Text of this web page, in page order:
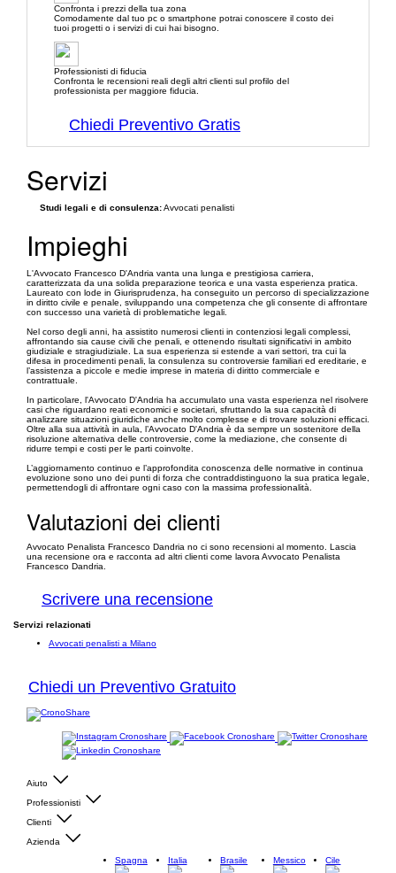
Confronta i prezzi della tua zona
Comodamente dal tuo pc o smartphone potrai conoscere il costo dei
tuoi progetti o i servizi di cui hai bisogno.
Professionisti di fiducia
Confronta le recensioni reali degli altri clienti sul profilo del
professionista per maggiore fiducia.
Chiedi Preventivo Gratis
Servizi
Studi legali e di consulenza:Avvocati penalisti
Impieghi
L'Avvocato Francesco D'Andria vanta una lunga e prestigiosa carriera,
caratterizzata da una solida preparazione teorica e una vasta esperienza pratica.
Laureato con lode in Giurisprudenza, ha conseguito un percorso di specializzazione
in diritto civile e penale, sviluppando una competenza che gli consente di affrontare
con successo una varietà di problematiche legali.
Nel corso degli anni, ha assistito numerosi clienti in contenziosi legali complessi,
affrontando sia cause civili che penali, e ottenendo risultati significativi in ambito
giudiziale e stragiudiziale. La sua esperienza si estende a vari settori, tra cui la
difesa in procedimenti penali, la consulenza su controversie familiari ed ereditarie, e
l’assistenza a piccole e medie imprese in materia di diritto commerciale e
contrattuale.
In particolare, l'Avvocato D'Andria ha accumulato una vasta esperienza nel risolvere
casi che riguardano reati economici e societari, sfruttando la sua capacità di
analizzare situazioni giuridiche anche molto complesse e di trovare soluzioni efficaci.
Oltre alla sua attività in aula, l’Avvocato D'Andria è da sempre un sostenitore della
risoluzione alternativa delle controversie, come la mediazione, che consente di
ridurre tempi e costi per le parti coinvolte.
L’aggiornamento continuo e l’approfondita conoscenza delle normative in continua
evoluzione sono uno dei punti di forza che contraddistinguono la sua pratica legale,
permettendogli di affrontare ogni caso con la massima professionalità.
Valutazioni dei clienti
Avvocato Penalista Francesco Dandria no ci sono recensioni al momento. Lascia
una recensione ora e racconta ad altri clienti come lavora Avvocato Penalista
Francesco Dandria.
Scrivere una recensione
Servizi relazionati
Avvocati penalisti a Milano
Chiedi un Preventivo Gratuito
Aiuto
Professionisti
Clienti
Azienda
Spagna
Italia Brasile Messico Cile